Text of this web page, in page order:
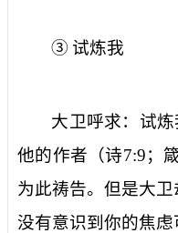
③ 试炼我
大卫呼求：试
他的作者（诗7:9；
为此祷告。但是大
没有意识到你的焦